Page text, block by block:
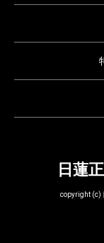
日蓮
copyright (c)